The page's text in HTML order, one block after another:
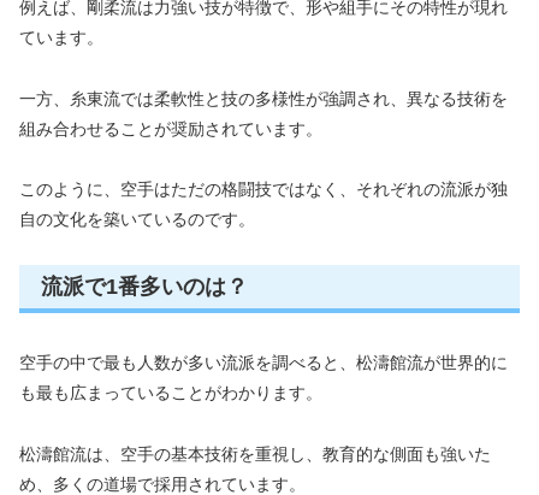
例えば、剛柔流は力強い技が特徴で、形や組手にその特性が現れ
ています。
一方、糸東流では柔軟性と技の多様性が強調され、異なる技術を
組み合わせることが奨励されています。
このように、空手はただの格闘技ではなく、それぞれの流派が独
自の文化を築いているのです。
流派で1番多いのは？
空手の中で最も人数が多い流派を調べると、松濤館流が世界的に
も最も広まっていることがわかります。
松濤館流は、空手の基本技術を重視し、教育的な側面も強いた
め、多くの道場で採用されています。